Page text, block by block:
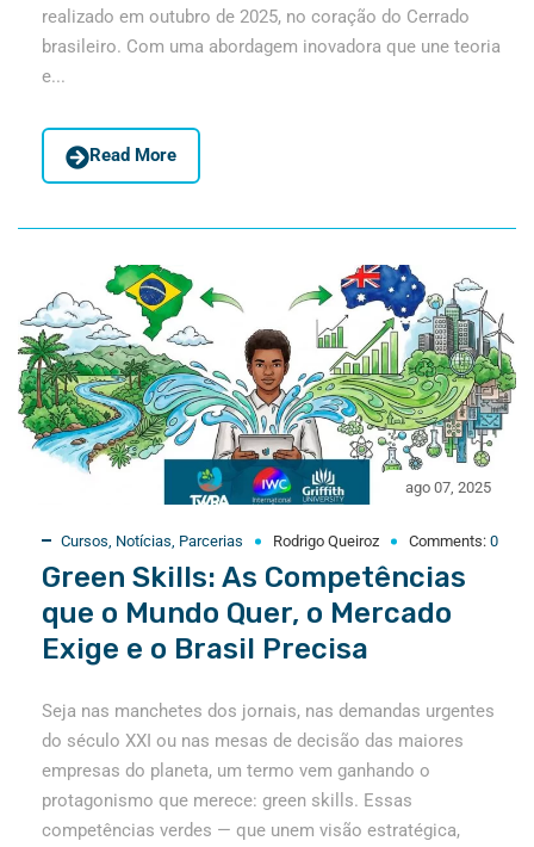
realizado em outubro de 2025, no coração do Cerrado
brasileiro. Com uma abordagem inovadora que une teoria
e...
Read More
ago 07, 2025
Cursos, Notícias, Parcerias Rodrigo Queiroz Comments: 0
Green Skills: As Competências
que o Mundo Quer, o Mercado
Exige e o Brasil Precisa
Seja nas manchetes dos jornais, nas demandas urgentes
do século XXI ou nas mesas de decisão das maiores
empresas do planeta, um termo vem ganhando o
protagonismo que merece: green skills. Essas
competências verdes — que unem visão estratégica,